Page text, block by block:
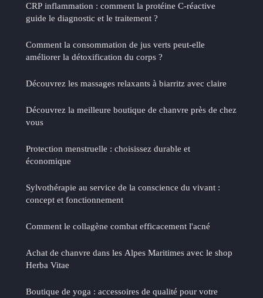
CRP inflammation : comment la protéine C-réactive
guide le diagnostic et le traitement ?
Comment la consommation de jus verts peut-elle
améliorer la détoxification du corps ?
Découvrez les massages relaxants à biarritz avec claire
Découvrez la meilleure boutique de chanvre près de chez
vous
Protection menstruelle : choisissez durable et
économique
Sylvothérapie au service de la conscience du vivant :
concept et fonctionnement
Comment le collagène combat efficacement l'acné
Achat de chanvre dans les Alpes Maritimes avec le shop
Herba Vitae
Boutique de yoga : accessoires de qualité pour votre